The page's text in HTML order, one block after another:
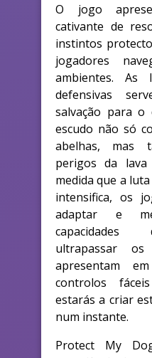
O jogo
cativante de
instintos
jogadores
ambientes. As
defensivas
salvação para o
escudo não só
abelhas, mas
perigos da
medida que a
intensifica, os
adaptar e
capacidades
ultrapassar
apresentam
controlos
estarás a criar
num instante.
Protect My